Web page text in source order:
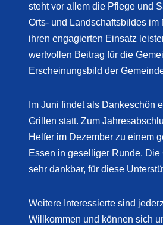
steht vor allem die Pflege und
Orts- und Landschaftsbildes im
ihren engagierten Einsatz
wertvollen Beitrag für die
Erscheinungsbild der
Im Juni findet als Dankeschön
Grillen statt. Zum
Helfer im Dezember zu einem
Essen in geselliger Runde. Die
sehr dankbar, für diese
Weitere Interessierte sind
Willkommen und können sich